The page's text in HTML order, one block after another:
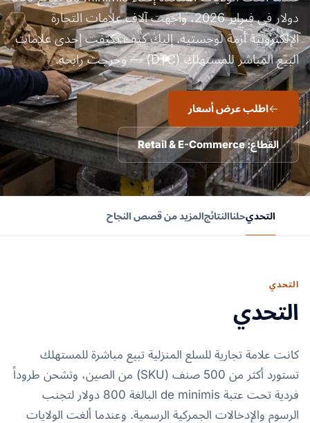
دولار في فبراير 2026، واجهت آلاف علامات التجارة
الإلكترونية أزمة لوجستية. إليك كيف تكيّفت إحدى علامات
البيع المباشر للمستهلك (DTC) — وخرجت رابحة.
اطلب عرض أسعار
القطاع: Retail & E-Commerce
التحديحلناالنتائجالمزيد من قصص النجاح
التحدي
التحدي
كانت علامة تجارية للسلع المنزلية تبيع مباشرة للمستهلك
تستورد أكثر من 500 صنف (SKU) من الصين، وتشحن طروداً
فردية تحت عتبة de minimis البالغة 800 دولار لتجنب
الرسوم والإدخالات الجمركية الرسمية. وعندما ألغت الولايات